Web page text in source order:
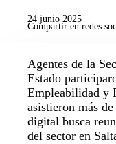
24 junio 2025
Compartir en redes
Agentes de la
Estado
Empleabilidad y
asistieron más
digital busca
del sector en